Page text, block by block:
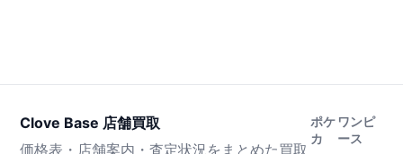
Clove Base 店舗買取
価格表・店舗案内・査定状況をまとめた買取
ポケ
カ
ワンピ
ース